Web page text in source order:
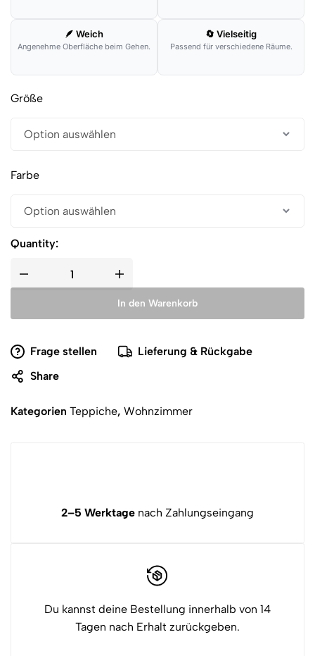
🪶 Weich
Angenehme Oberfläche beim Gehen.
🔄 Vielseitig
Passend für verschiedene Räume.
Größe
Farbe
Quantity:
In den Warenkorb
Frage stellen
Lieferung & Rückgabe
Share
Kategorien Teppiche, Wohnzimmer
2–5 Werktage nach Zahlungseingang
Du kannst deine Bestellung innerhalb von 14
Tagen nach Erhalt zurückgeben.